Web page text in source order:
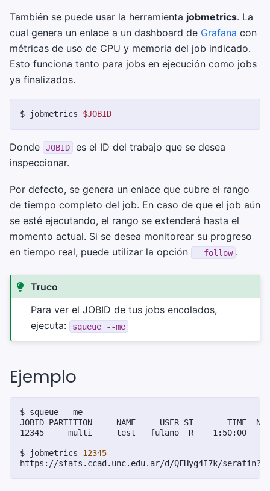
También se puede usar la herramienta jobmetrics. La
cual genera un enlace a un dashboard de Grafana con
métricas de uso de CPU y memoria del job indicado.
Esto funciona tanto para jobs en ejecución como jobs
ya finalizados.
$ jobmetrics $JOBID
Donde JOBID
es el ID del trabajo que se desea
inspeccionar.
Por defecto, se genera un enlace que cubre el rango
de tiempo completo del job. En caso de que el job aún
se esté ejecutando, el rango se extenderá hasta el
momento actual. Si se desea monitorear su progreso
en tiempo real, puede utilizar la opción
--follow .
Truco
Para ver el JOBID de tus jobs encolados,
ejecuta:
squeue --me
Ejemplo
$ squeue
JOBID PARTITION     NAME     USER ST       TIME
12345     multi     test   fulano  R    1:50:00
$ jobmetrics
12345
https://stats.ccad.unc.edu.ar/d/QFHyg4I7k/